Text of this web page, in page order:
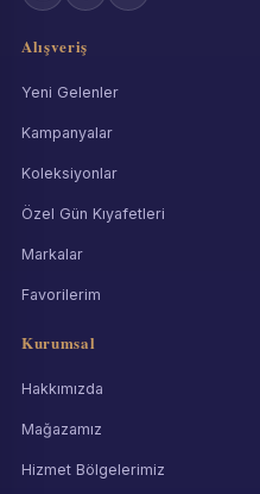
Alışveriş
Yeni Gelenler
Kampanyalar
Koleksiyonlar
Özel Gün Kıyafetleri
Markalar
Favorilerim
Kurumsal
Hakkımızda
Mağazamız
Hizmet Bölgelerimiz